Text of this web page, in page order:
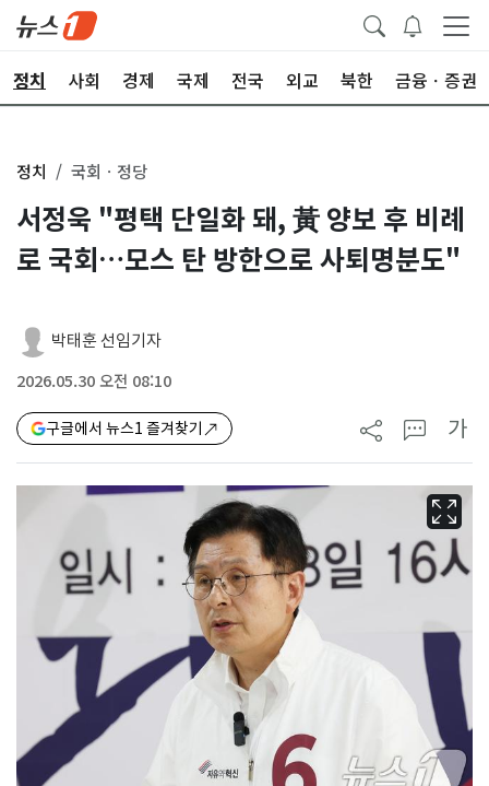
정치 사회 경제 국제 전국 외교 북한 금융ㆍ증권
정치 국회ㆍ정당
서정욱 "평택 단일화 돼, 黃 양보 후 비례
로 국회…모스 탄 방한으로 사퇴명분도"
박태훈 선임기자
2026.05.30 오전 08:10
구글에서 뉴스1 즐겨찾기 가